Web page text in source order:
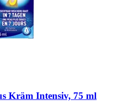
Kräm Intensiv, 75 ml